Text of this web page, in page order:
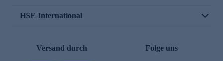
HSE International
Versand durch Folge uns